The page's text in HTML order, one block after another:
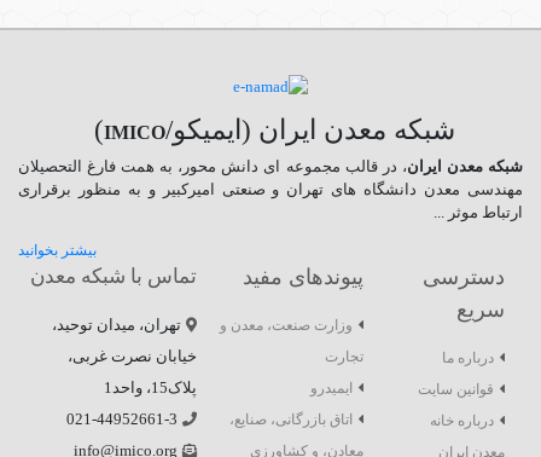
شبکه معدن ایران (ایمیکو/IMICO
)
شبکه معدن ایران، در قالب مجموعه ای دانش محور، به همت فارغ­ التحصیلان
مهندسی معدن دانشگاه ­های تهران و صنعتی امیرکبیر و به منظور برقراری
ارتباط موثر ...
بیشتر بخوانید
دسترسی
سریع
درباره ما
قوانین سایت
درباره خانه
معدن ایران
پیوندهای مفید
وزارت صنعت، معدن و
تجارت
ایمیدرو
اتاق بازرگانی، صنایع،
معادن، و کشاورزی
تماس با شبکه معدن
تهران، میدان توحید،
خیابان نصرت غربی،
پلاک15، واحد1
021-44952661-3
info@imico.org